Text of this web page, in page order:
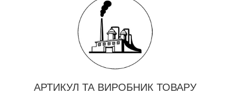
АРТИКУЛ ТА ВИРОБНИК ТОВАРУ